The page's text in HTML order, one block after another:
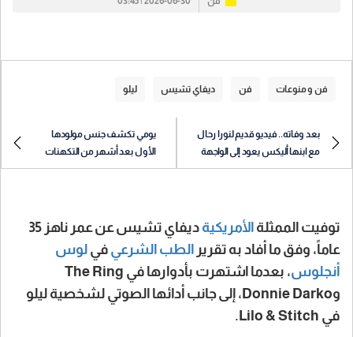
فن و منوعات فن ديفاي تشيس ليلو
بعد وفاته.. فيديو قديم لنورا رحال
مع ابنها أليكس يعود إلى الواجهة
يومي تكشف جنس مولودها
الأول بعد أشهر من التكهنات
توفيت الممثلة الأمريكية
ديفاي تشيس عن عمر ناهز 35
عاماً، وفق ما أفاد به تقرير الطب الشرعي في لوس
أنجلوس
، بعدما اشتهرت بأدوارها في The Ring
وDonnie Darko، إلى جانب أدائها الصوتي لشخصية ليلو
في Lilo & Stitch.